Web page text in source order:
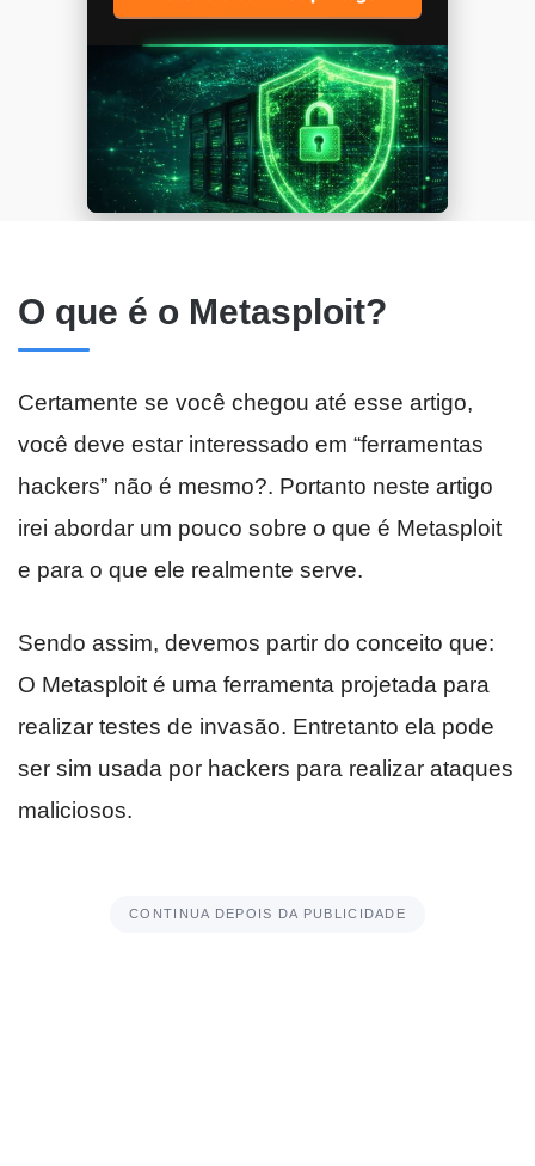
O que é o Metasploit?
Certamente se você chegou até esse artigo,
você deve estar interessado em “ferramentas
hackers” não é mesmo?. Portanto neste artigo
irei abordar um pouco sobre o que é Metasploit
e para o que ele realmente serve.
Sendo assim, devemos partir do conceito que:
O Metasploit é uma ferramenta projetada para
realizar testes de invasão. Entretanto ela pode
ser sim usada por hackers para realizar ataques
maliciosos.
CONTINUA DEPOIS DA PUBLICIDADE